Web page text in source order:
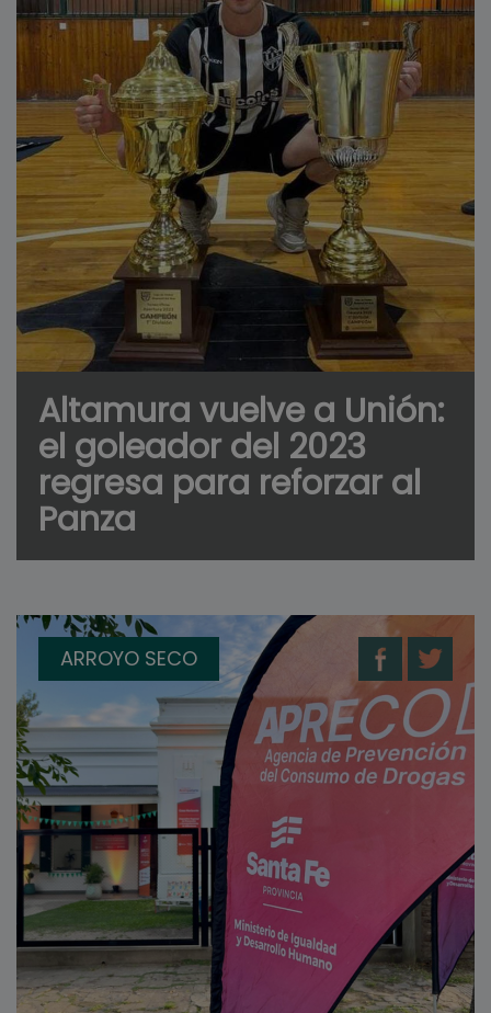
Altamura vuelve a Unión:
el goleador del 2023
regresa para reforzar al
Panza
ARROYO SECO